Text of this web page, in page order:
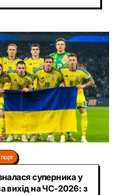
суперника у
вихід на ЧС-2026: з